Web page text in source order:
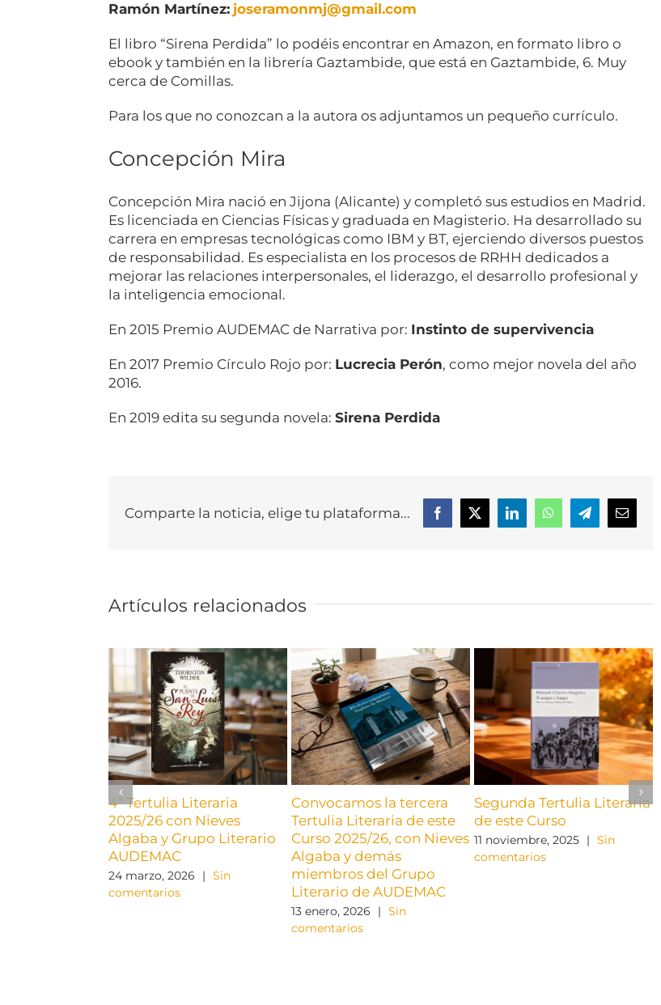
Ramón Martínez: joseramonmj@gmail.com
El libro “Sirena Perdida” lo podéis encontrar en Amazon, en formato libro o
ebook y también en la librería Gaztambide, que está en Gaztambide, 6. Muy
cerca de Comillas.
Para los que no conozcan a la autora os adjuntamos un pequeño currículo.
Concepción Mira
Concepción Mira nació en Jijona (Alicante) y completó sus estudios en Madrid.
Es licenciada en Ciencias Físicas y graduada en Magisterio. Ha desarrollado su
carrera en empresas tecnológicas como IBM y BT, ejerciendo diversos puestos
de responsabilidad. Es especialista en los procesos de RRHH dedicados a
mejorar las relaciones interpersonales, el liderazgo, el desarrollo profesional y
la inteligencia emocional.
En 2015 Premio AUDEMAC de Narrativa por: Instinto de supervivencia
En 2017 Premio Círculo Rojo por: Lucrecia Perón, como mejor novela del año
2016.
En 2019 edita su segunda novela:Sirena Perdida
Comparte la noticia, elige tu plataforma... Facebook
X LinkedInWhatsAppTelegramCorreo
Artículos relacionados
4ª Tertulia Literaria
2025/26 con Nieves
Algaba y Grupo Literario
AUDEMAC
24 marzo, 2026 | Sin
comentarios
Convocamos la tercera
Tertulia Literaria de este
Curso 2025/26, con Nieves
Algaba y demás
miembros del Grupo
Literario de AUDEMAC
13 enero, 2026 | Sin
comentarios
Segunda Tertulia Literaria
de este Curso
11 noviembre, 2025 | Sin
comentarios